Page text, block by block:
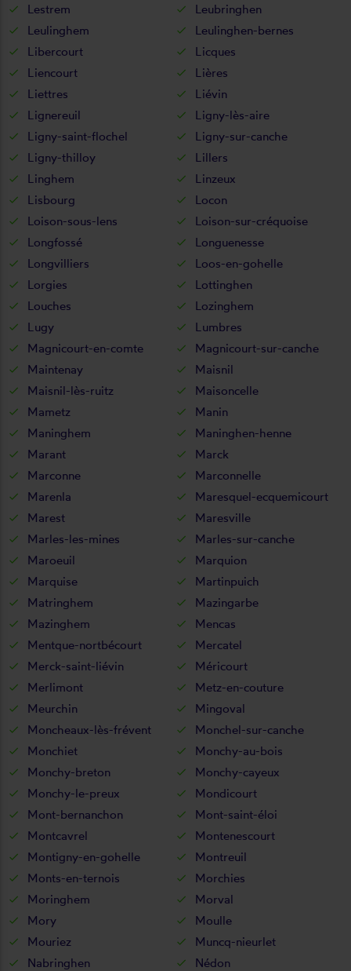
Lestrem
Leubringhen
Leulinghem
Leulinghen-bernes
Libercourt
Licques
Liencourt
Lières
Liettres
Liévin
Lignereuil
Ligny-lès-aire
Ligny-saint-flochel
Ligny-sur-canche
Ligny-thilloy
Lillers
Linghem
Linzeux
Lisbourg
Locon
Loison-sous-lens
Loison-sur-créquoise
Longfossé
Longuenesse
Longvilliers
Loos-en-gohelle
Lorgies
Lottinghen
Louches
Lozinghem
Lugy
Lumbres
Magnicourt-en-comte
Magnicourt-sur-canche
Maintenay
Maisnil
Maisnil-lès-ruitz
Maisoncelle
Mametz
Manin
Maninghem
Maninghen-henne
Marant
Marck
Marconne
Marconnelle
Marenla
Maresquel-ecquemicourt
Marest
Maresville
Marles-les-mines
Marles-sur-canche
Maroeuil
Marquion
Marquise
Martinpuich
Matringhem
Mazingarbe
Mazinghem
Mencas
Mentque-nortbécourt
Mercatel
Merck-saint-liévin
Méricourt
Merlimont
Metz-en-couture
Meurchin
Mingoval
Moncheaux-lès-frévent
Monchel-sur-canche
Monchiet
Monchy-au-bois
Monchy-breton
Monchy-cayeux
Monchy-le-preux
Mondicourt
Mont-bernanchon
Mont-saint-éloi
Montcavrel
Montenescourt
Montigny-en-gohelle
Montreuil
Monts-en-ternois
Morchies
Moringhem
Morval
Mory
Moulle
Mouriez
Muncq-nieurlet
Nabringhen
Nédon